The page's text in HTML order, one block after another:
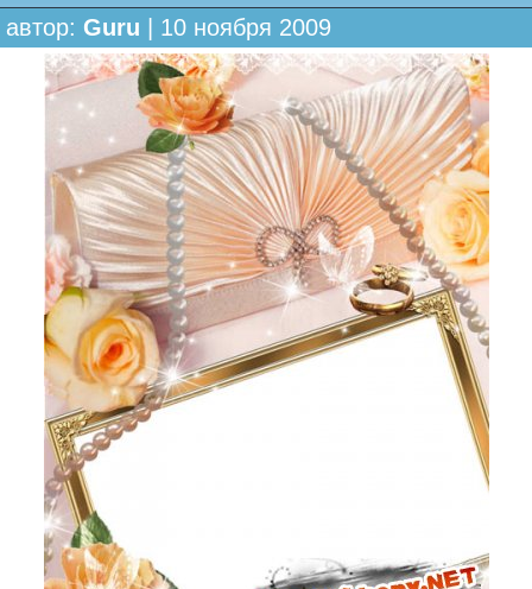
автор: Guru | 10 ноября 2009